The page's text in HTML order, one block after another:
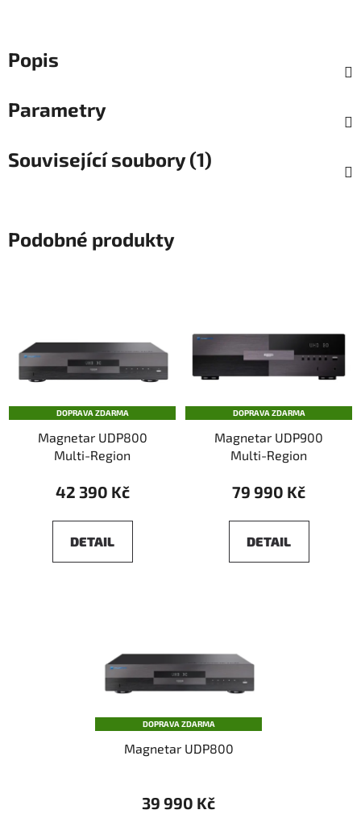
Popis
Parametry
Související soubory (1)
Podobné produkty
DOPRAVA ZDARMA
Magnetar UDP800
Multi-Region
42 390 Kč
DETAIL
DOPRAVA ZDARMA
Magnetar UDP900
Multi-Region
79 990 Kč
DETAIL
DOPRAVA ZDARMA
Magnetar UDP800
39 990 Kč